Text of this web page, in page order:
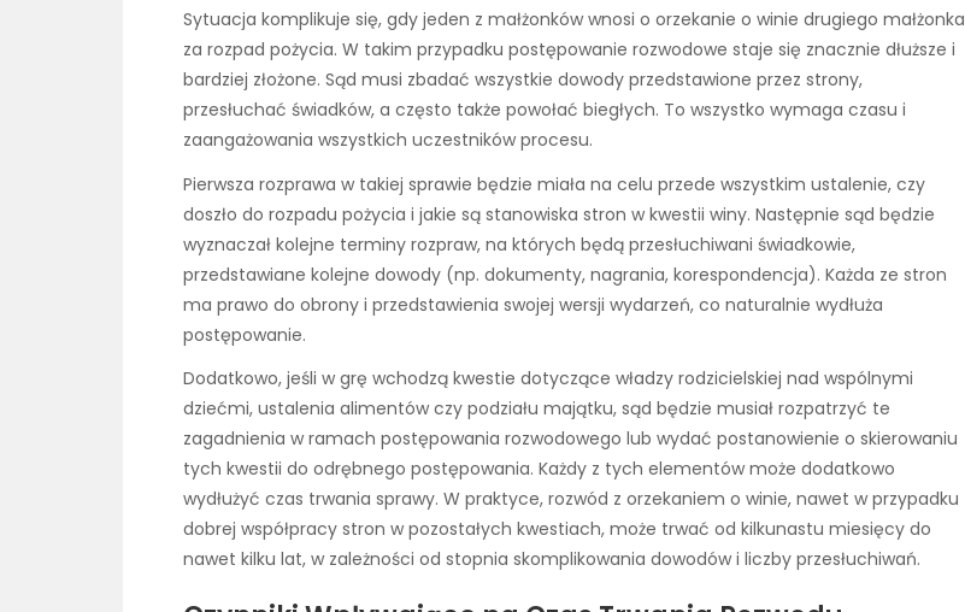
Sytuacja komplikuje się, gdy jeden z małżonków wnosi o orzekanie o winie drugiego małżonka
za rozpad pożycia. W takim przypadku postępowanie rozwodowe staje się znacznie dłuższe i
bardziej złożone. Sąd musi zbadać wszystkie dowody przedstawione przez strony,
przesłuchać świadków, a często także powołać biegłych. To wszystko wymaga czasu i
zaangażowania wszystkich uczestników procesu.
Pierwsza rozprawa w takiej sprawie będzie miała na celu przede wszystkim ustalenie, czy
doszło do rozpadu pożycia i jakie są stanowiska stron w kwestii winy. Następnie sąd będzie
wyznaczał kolejne terminy rozpraw, na których będą przesłuchiwani świadkowie,
przedstawiane kolejne dowody (np. dokumenty, nagrania, korespondencja). Każda ze stron
ma prawo do obrony i przedstawienia swojej wersji wydarzeń, co naturalnie wydłuża
postępowanie.
Dodatkowo, jeśli w grę wchodzą kwestie dotyczące władzy rodzicielskiej nad wspólnymi
dziećmi, ustalenia alimentów czy podziału majątku, sąd będzie musiał rozpatrzyć te
zagadnienia w ramach postępowania rozwodowego lub wydać postanowienie o skierowaniu
tych kwestii do odrębnego postępowania. Każdy z tych elementów może dodatkowo
wydłużyć czas trwania sprawy. W praktyce, rozwód z orzekaniem o winie, nawet w przypadku
dobrej współpracy stron w pozostałych kwestiach, może trwać od kilkunastu miesięcy do
nawet kilku lat, w zależności od stopnia skomplikowania dowodów i liczby przesłuchiwań.